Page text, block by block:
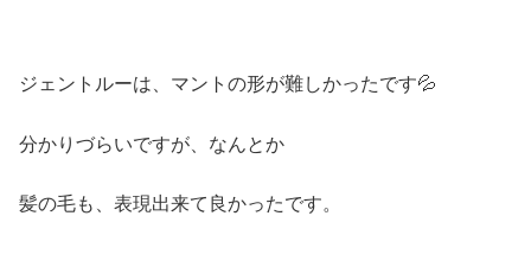
ジェントルーは、マントの形が難しかったです💦
分かりづらいですが、なんとか
髪の毛も、表現出来て良かったです。